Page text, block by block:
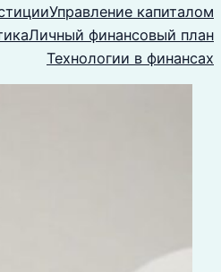
Управление капиталом
Личный финансовый план
Технологии в финансах